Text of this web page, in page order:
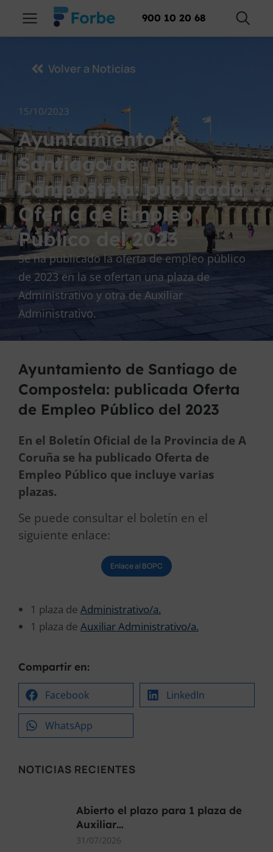
900 10 20 68
Volver a Noticias
15/10/2023
Ayuntamiento de
Santiago de
Compostela: publicada
Oferta de Empleo
Público del 2023
Se ha publicado la oferta de empleo público
de 2023 en la se ofertan una plaza de
Administrativo y otra de Auxiliar
Administrativo.
Ayuntamiento de Santiago de
Compostela: publicada Oferta
de Empleo Público del 2023
En el Boletín Oficial de la Provincia de A
Coruña se ha publicado Oferta de
Empleo Público que incluye varias
plazas.
Se puede consultar el boletín en el
siguiente enlace:
Enlace al BOPC
1 plaza de Administrativo/a.
1 plaza de Auxiliar Administrativo/a.
Compartir en:
Facebook LinkedIn
WhatsApp
NOTICIAS RECIENTES
Abierto el plazo para 1 plaza de
Auxiliar…
31/07/2026